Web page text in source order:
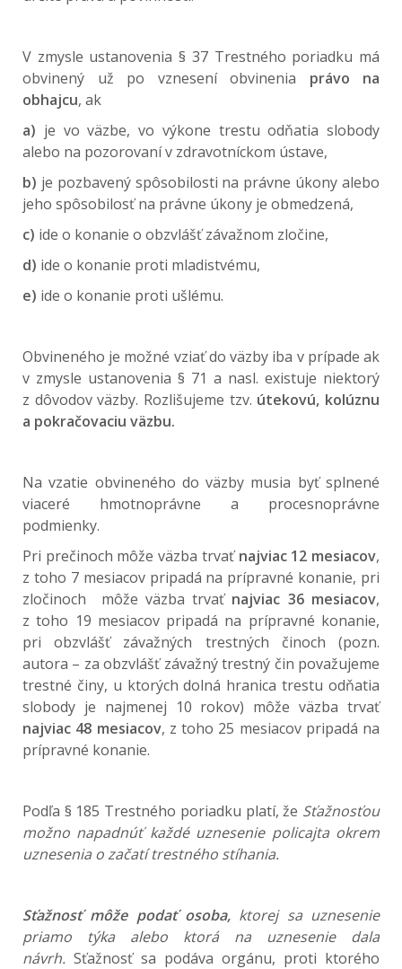
V zmysle ustanovenia § 37 Trestného poriadku má
obvinený už po vznesení obvinenia právo na
obhajcu, ak
a) je vo väzbe, vo výkone trestu odňatia slobody
alebo na pozorovaní v zdravotníckom ústave,
b) je pozbavený spôsobilosti na právne úkony alebo
jeho spôsobilosť na právne úkony je obmedzená,
c) ide o konanie o obzvlášť závažnom zločine,
d) ide o konanie proti mladistvému,
e) ide o konanie proti ušlému.
Obvineného je možné vziať do väzby iba v prípade ak
v zmysle ustanovenia § 71 a nasl. existuje niektorý
z dôvodov väzby. Rozlišujeme tzv. útekovú, kolúznu
a pokračovaciu väzbu.
Na vzatie obvineného do väzby musia byť splnené
viaceré hmotnoprávne a procesnoprávne
podmienky.
Pri prečinoch môže väzba trvaťnajviac 12 mesiacov,
z toho 7 mesiacov pripadá na prípravné konanie, pri
zločinoch môže väzba trvať najviac 36 mesiacov,
z toho 19 mesiacov pripadá na prípravné konanie,
pri obzvlášť závažných trestných činoch (pozn.
autora – za obzvlášť závažný trestný čin považujeme
trestné činy, u ktorých dolná hranica trestu odňatia
slobody je najmenej 10 rokov) môže väzba trvať
najviac 48 mesiacov, z toho 25 mesiacov pripadá na
prípravné konanie.
Podľa § 185 Trestného poriadku platí, že Sťažnosťou
možno napadnúť každé uznesenie policajta okrem
uznesenia o začatí trestného stíhania.
Sťažnosť môže podať osoba, ktorej sa uznesenie
priamo týka alebo ktorá na uznesenie dala
návrh. Sťažnosť sa podáva orgánu, proti ktorého